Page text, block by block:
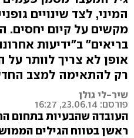
המיני, לצד שינויים
מקשים על קיום יחסים.
בריאים" ב"ידיעות
אופן לא צריך לוותר על
רק להתאימה למצב
שיר-לי גולן
פורסם: 23.06.14, 16:27
העובדה שהבעיות בתחום